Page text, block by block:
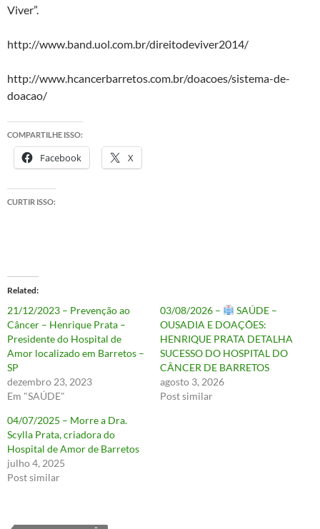
Viver”.
http://www.band.uol.com.br/direitodeviver2014/
http://www.hcancerbarretos.com.br/doacoes/sistema-de-
doacao/
COMPARTILHE ISSO:
Facebook X
CURTIR ISSO:
Related
21/12/2023 – Prevenção ao
Câncer – Henrique Prata –
Presidente do Hospital de
Amor localizado em Barretos –
SP
dezembro 23, 2023
Em "SAÚDE"
03/08/2026 –
SAÚDE –
OUSADIA E DOAÇÕES:
HENRIQUE PRATA DETALHA
SUCESSO DO HOSPITAL DO
CÂNCER DE BARRETOS
agosto 3, 2026
Post similar
04/07/2025 – Morre a Dra.
Scylla Prata, criadora do
Hospital de Amor de Barretos
julho 4, 2025
Post similar